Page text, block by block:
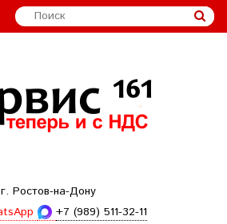
г. Ростов-на-Дону
+7 (989) 511-32-11